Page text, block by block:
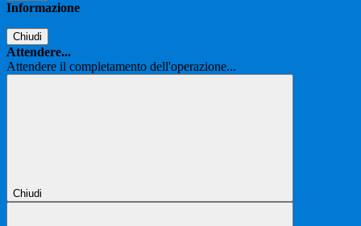
Informazione
Chiudi
Attendere...
Attendere il completamento dell'operazione...
Chiudi